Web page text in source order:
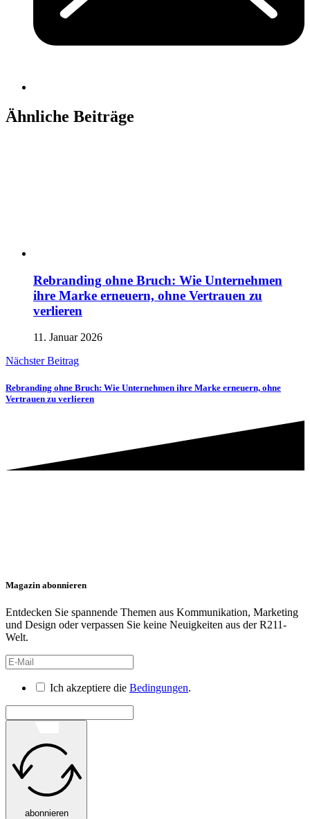
Ähnliche Beiträge
Rebranding ohne Bruch: Wie Unternehmen
ihre Marke erneuern, ohne Vertrauen zu
verlieren
11. Januar 2026
Nächster Beitrag
Rebranding ohne Bruch: Wie Unternehmen ihre Marke erneuern, ohne
Vertrauen zu verlieren
Magazin abonnieren
Entdecken Sie spannende Themen aus Kommunikation, Marketing
und Design oder verpassen Sie keine Neuigkeiten aus der R211-
Welt.
Ich akzeptiere die Bedingungen.
abonnieren